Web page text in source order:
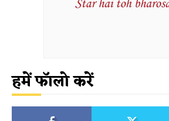
हमें फॉलो करें